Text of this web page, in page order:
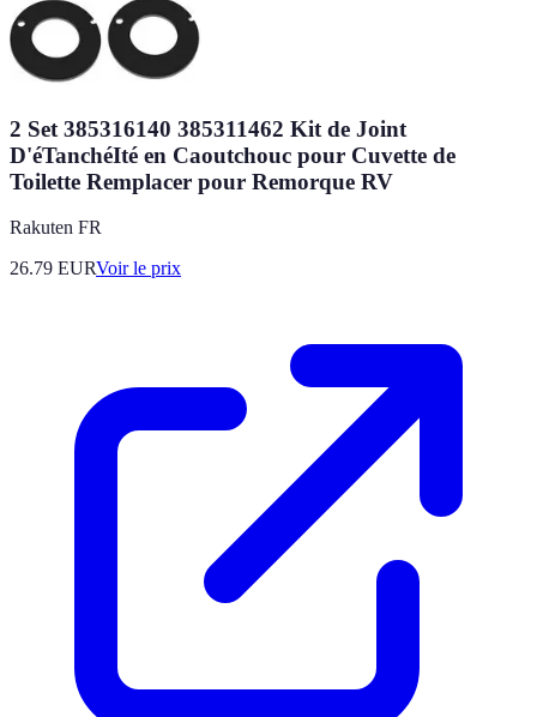
2 Set 385316140 385311462 Kit de Joint
D'éTanchéIté en Caoutchouc pour Cuvette de
Toilette Remplacer pour Remorque RV
Rakuten FR
26.79 EURVoir le prix